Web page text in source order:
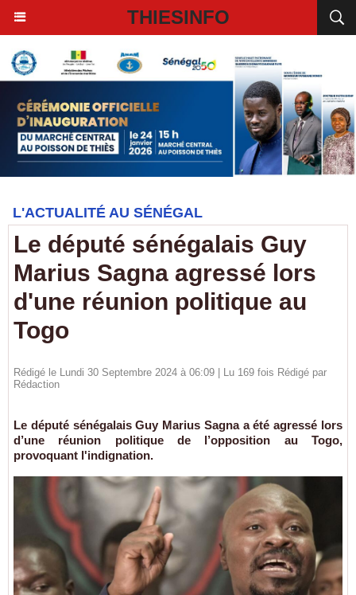
THIESINFO
L'ACTUALITÉ AU SÉNÉGAL
Le député sénégalais Guy
Marius Sagna agressé lors
d'une réunion politique au
Togo
Rédigé le Lundi 30 Septembre 2024 à 06:09 | Lu 169 fois Rédigé par
Rédaction
Le député sénégalais Guy Marius Sagna a été agressé lors
d’une réunion politique de l’opposition au Togo,
provoquant l'indignation.